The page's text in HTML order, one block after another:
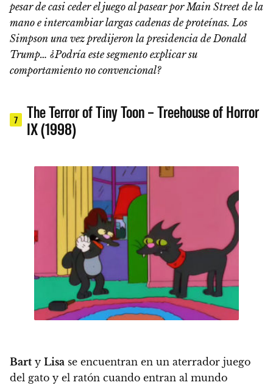
pesar de casi ceder el juego al pasear por Main Street de la
mano e intercambiar largas cadenas de proteínas. Los
Simpson una vez predijeron la presidencia de Donald
Trump… ¿Podría este segmento explicar su
comportamiento no convencional?
7
The Terror of Tiny Toon – Treehouse of Horror
IX (1998)
Bart y Lisa se encuentran en un aterrador juego
del gato y el ratón cuando entran al mundo